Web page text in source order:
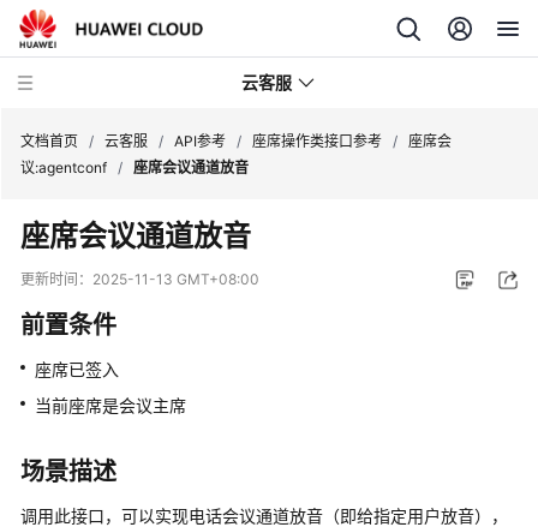
云客服
品
介
速
入
用
户
文档首页 / 云客服 / API参考 / 座席操作类接口参考 / 座席会
议:agentconf / 座席会议通道放音
座席会议通道放音
更新时间： 2025-11-13 GMT+08:00
前置条件
座席已签入
当前座席是会议主席
场景描述
调用此接口，可以实现电话会议通道放音（即给指定用户放音），